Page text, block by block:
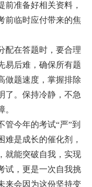
前准备好相关资料，
前临时应付带来的焦
配在答题时，要合理
易后难，确保所有题
做题速度，掌握排除
了。保持冷静，不急
管今年的考试“严”到
难是成长的催化剂，
就能突破自我，实现
试，更是一次自我挑
来会因为这份坚持变